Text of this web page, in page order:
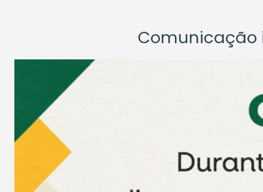
Comunicação